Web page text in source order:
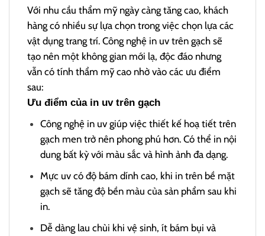
Với nhu cầu thẩm mỹ ngày càng tăng cao, khách
hàng có nhiều sự lựa chọn trong việc chọn lựa các
vật dụng trang trí. Công nghệ in uv trên gạch sẽ
tạo nên một không gian mới lạ, độc đáo nhưng
vẫn có tính thẩm mỹ cao nhờ vào các ưu điểm
sau:
Ưu điểm của in uv trên gạch
Công nghệ in uv giúp việc thiết kế hoạ tiết trên
gạch men trở nên phong phú hơn. Có thể in nội
dung bất kỳ với màu sắc và hình ảnh đa dạng.
Mực uv có độ bám dính cao, khi in trên bề mặt
gạch sẽ tăng độ bền màu của sản phẩm sau khi
in.
Dễ dàng lau chùi khi vệ sinh, ít bám bụi và